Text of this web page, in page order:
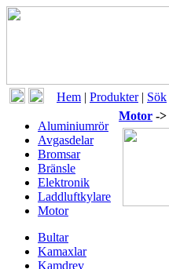
Hem | Produkter| Sök
Aluminiumrör
Avgasdelar
Bromsar
Bränsle
Elektronik
Laddluftkylare
Motor
Bultar
Kamaxlar
Kamdrev
Motor ->